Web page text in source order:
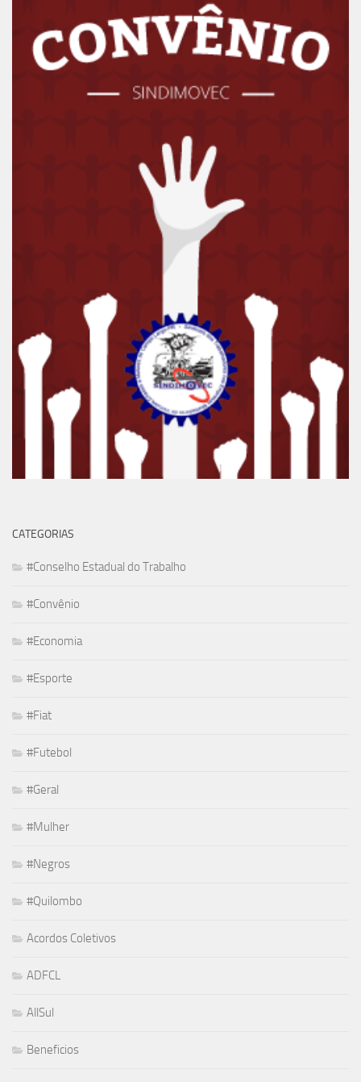
CATEGORIAS
#Conselho Estadual do Trabalho
#Convênio
#Economia
#Esporte
#Fiat
#Futebol
#Geral
#Mulher
#Negros
#Quilombo
Acordos Coletivos
ADFCL
AllSul
Beneficios